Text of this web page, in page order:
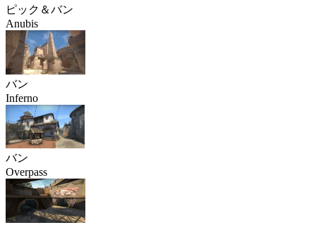
ピック＆バン
Anubis
バン
Inferno
バン
Overpass